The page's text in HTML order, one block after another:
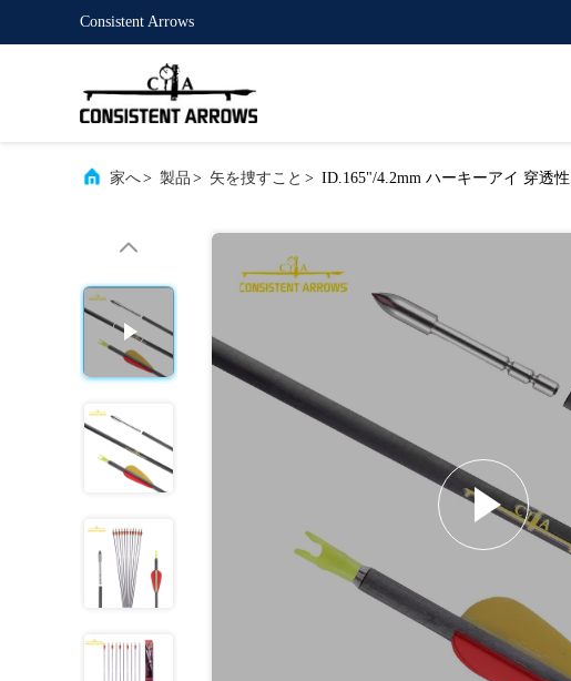
Consistent Arrows
家へ> 製品 > 矢を捜すこと > ID.165"/4.2mm ハーキーアイ 穿透